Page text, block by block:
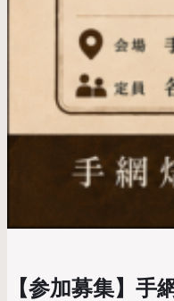
【参加募集】手